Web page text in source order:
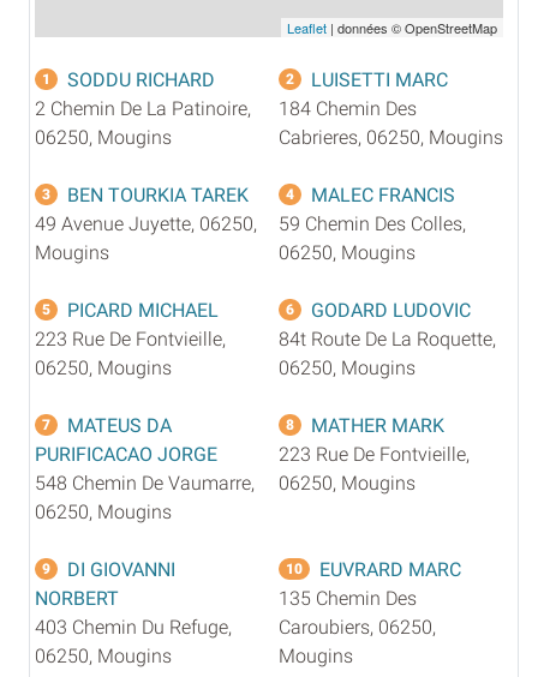
Leaflet | données © OpenStreetMap
1
SODDU RICHARD
2 Chemin De La Patinoire,
06250, Mougins
2
LUISETTI MARC
184 Chemin Des
Cabrieres, 06250, Mougins
3
BEN TOURKIA TAREK
49 Avenue Juyette, 06250,
Mougins
4
MALEC FRANCIS
59 Chemin Des Colles,
06250, Mougins
5
PICARD MICHAEL
223 Rue De Fontvieille,
06250, Mougins
6
GODARD LUDOVIC
84t Route De La Roquette,
06250, Mougins
7
MATEUS DA
PURIFICACAO JORGE
548 Chemin De Vaumarre,
06250, Mougins
8
MATHER MARK
223 Rue De Fontvieille,
06250, Mougins
9
DI GIOVANNI
NORBERT
403 Chemin Du Refuge,
06250, Mougins
10
EUVRARD MARC
135 Chemin Des
Caroubiers, 06250,
Mougins